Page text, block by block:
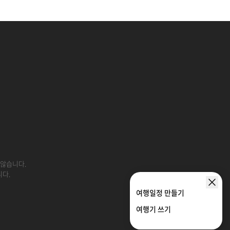
여행일정 만들기
여행기 쓰기
습니다.
다.